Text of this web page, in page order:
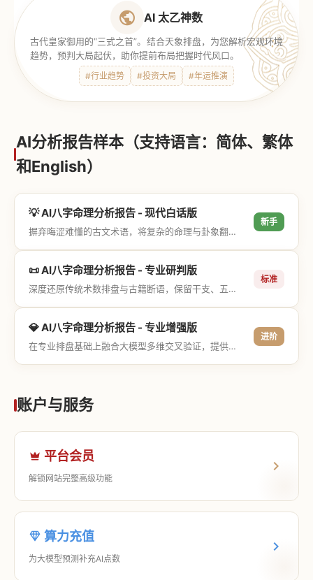
AI 太乙神数
古代皇家御用的“三式之首”。结合天象排盘，为您解析宏观环境
趋势，预判大局起伏，助你提前布局把握时代风口。
#行业趋势 #投资大局 #年运推演
AI分析报告样本（支持语言：简体、繁体
和English）
💡 AI八字命理分析报告 - 现代白话版
摒弃晦涩难懂的古文术语，将复杂的命理与卦象翻译成通俗易懂的现代大白话，直击结果与生活建议，零门槛轻松阅读。
新手
📜 AI八字命理分析报告 - 专业研判版
深度还原传统术数排盘与古籍断语，保留干支、五行与神煞等专业术语，适合追求严谨考证与具备易学基础的用户。
标准
💎 AI八字命理分析报告 - 专业增强版
在专业排盘基础上融合大模型多维交叉验证，提供更详尽的流年推演、应期运筹、象意深度剖析，以及全方位的运筹决策指导。
进阶
账户与服务
平台会员
解锁网站完整高级功能
算力充值
为大模型预测补充AI点数